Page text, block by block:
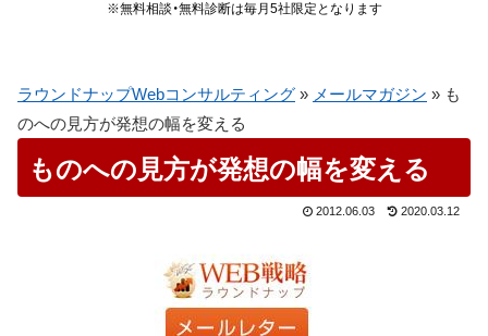
※無料相談・無料診断は毎月5社限定となります
ラウンドナップWebコンサルティング » メールマガジン » も
のへの見方が発想の幅を変える
ものへの見方が発想の幅を変える
2012.06.03 2020.03.12